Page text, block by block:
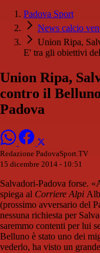
Padova Sport
News calcio
Union Ripa,
E' tra gli obiettivi
Union Ripa,
contro il
Padova
Redazione PadovaSport.TV
15 dicembre 2014 - 10:51
Salvadori-Padova forse.
spiega al Corriere Alpi
(prossimo avversario del
nessuna richiesta per
saremmo contenti per lui
Belluno è stato uno dei
vederlo, ha visto un